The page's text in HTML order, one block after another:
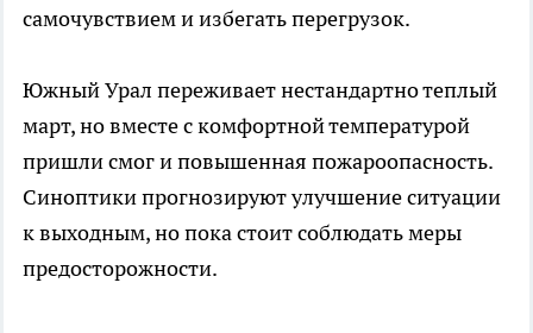
самочувствием и избегать перегрузок.
Южный Урал переживает нестандартно теплый
март, но вместе с комфортной температурой
пришли смог и повышенная пожароопасность.
Синоптики прогнозируют улучшение ситуации
к выходным, но пока стоит соблюдать меры
предосторожности.